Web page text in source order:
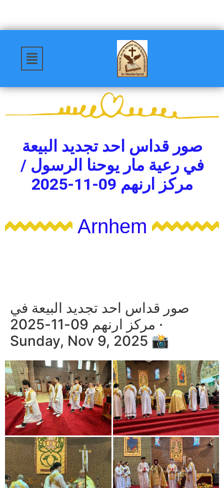
صور قداس احد تجديد البيعة
في رعية مار يوحنا الرسول /
مركز ارنهم 09-11-2025
Arnhem
صور قداس احد تجديد البيعة في
مركز ارنهم 09-11-2025 ·
Sunday, Nov 9, 2025 📸